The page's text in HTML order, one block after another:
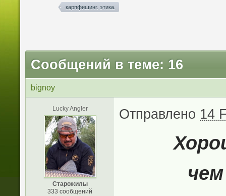
карпфишинг. этика.
Сообщений в теме: 16
bignoy
Lucky Angler
Старожилы
333 сообщений
Отправлено 14